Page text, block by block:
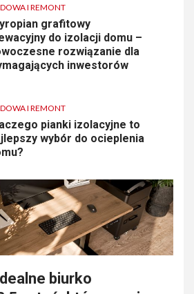
I REMONT
grafitowy
do izolacji domu –
rozwiązanie dla
inwestorów
I REMONT
pianki izolacyjne to
wybór do ocieplenia
biurko